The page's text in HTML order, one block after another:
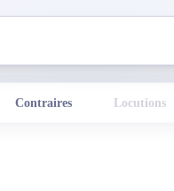
Contraires Locutions